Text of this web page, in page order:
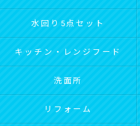
水回り5点セット
キッチン・レンジフード
洗面所
リフォーム